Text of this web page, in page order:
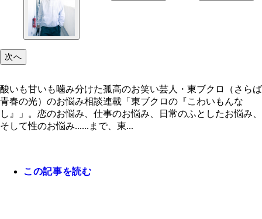
東ブクロ
東ブクロ
次へ
酸いも甘いも噛み分けた孤高のお笑い芸人・東ブクロ（さらば
青春の光）のお悩み相談連載「東ブクロの『こわいもんな
し』」。恋のお悩み、仕事のお悩み、日常のふとしたお悩み、
そして性のお悩み......まで、東...
この記事を読む